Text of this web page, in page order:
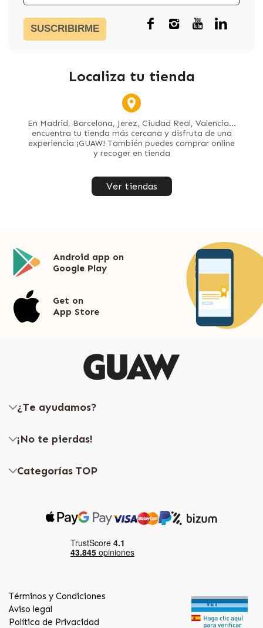
SUSCRIBIRME
Localiza tu tienda
En Madrid, Barcelona, Jerez, Ciudad Real, Valencia...
encuentra tu tienda más cercana y disfruta de una
experiencia ¡GUAW! También puedes comprar online
y recoger en tienda
Ver tiendas
Android app on
Google Play
Get on
App Store
¿Te ayudamos?
¡No te pierdas!
Categorías TOP
Términos y Condiciones
Aviso legal
Política de Privacidad